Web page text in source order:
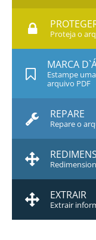
Proteja o
MARCA
Estampe
arquivo PDF
REPARE
Repare o
EXTRAIR
Extrair